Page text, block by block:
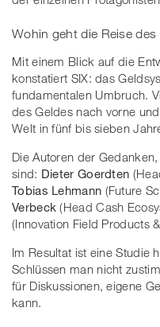
Wohin geht die Reise des
Mit einem Blick auf die
konstatiert SIX: das
fundamentalen Umbruch.
des Geldes nach vorne
Welt in fünf bis sieben
Die Autoren der
sind: Dieter Goerdten
Tobias Lehmann (Future
Verbeck (Head Cash
(Innovation Field Products
Im Resultat ist eine Studie
Schlüssen man nicht
für Diskussionen, eigene
kann.